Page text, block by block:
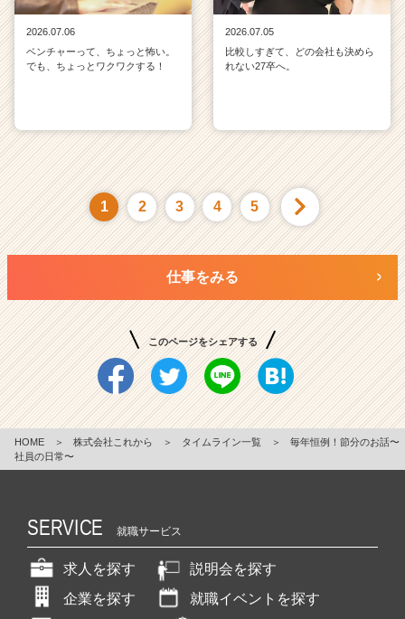
2026.07.06
ベンチャーって、ちょっと怖い。
でも、ちょっとワクワクする！
2026.07.05
比較しすぎて、どの会社も決めら
れない27卒へ。
1 2 3 4 5
仕事をみる
このページをシェアする
HOME ＞ 株式会社これから ＞ タイムライン一覧 ＞
毎年恒例！節分のお話〜
社員の日常〜
SERVICE 就職サービス
求人を探す
説明会を探す
企業を探す
就職イベントを探す